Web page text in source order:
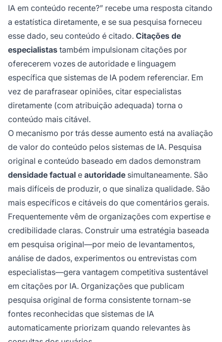
IA em conteúdo recente?” recebe uma resposta citando
a estatística diretamente, e se sua pesquisa forneceu
esse dado, seu conteúdo é citado. Citações de
especialistas também impulsionam citações por
oferecerem vozes de autoridade e linguagem
específica que sistemas de IA podem referenciar. Em
vez de parafrasear opiniões, citar especialistas
diretamente (com atribuição adequada) torna o
conteúdo mais citável.
O mecanismo por trás desse aumento está na avaliação
de valor do conteúdo pelos sistemas de IA. Pesquisa
original e conteúdo baseado em dados demonstram
densidade factual e autoridade simultaneamente. São
mais difíceis de produzir, o que sinaliza qualidade. São
mais específicos e citáveis do que comentários gerais.
Frequentemente vêm de organizações com expertise e
credibilidade claras. Construir uma estratégia baseada
em pesquisa original—por meio de levantamentos,
análise de dados, experimentos ou entrevistas com
especialistas—gera vantagem competitiva sustentável
em citações por IA. Organizações que publicam
pesquisa original de forma consistente tornam-se
fontes reconhecidas que sistemas de IA
automaticamente priorizam quando relevantes às